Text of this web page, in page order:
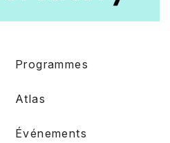
Programmes
Atlas
Événements